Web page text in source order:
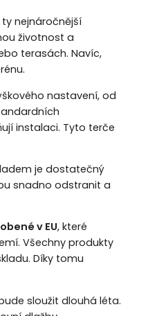
nejnáročnější
životnost a
terasách. Navíc,
nastavení, od
instalaci. Tyto terče
je dostatečný
snadno odstranit a
v EU, které
Všechny produkty
Díky tomu
sloužit dlouhá léta.